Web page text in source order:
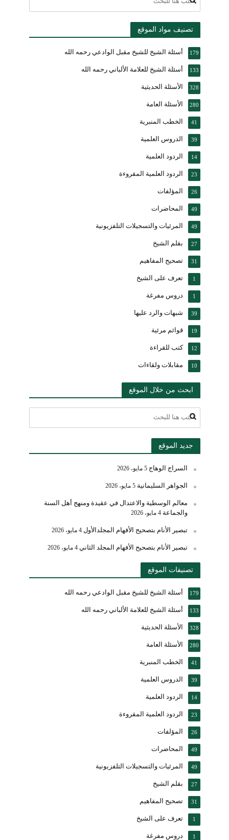
تصنيف مواد الموقع
أسئلة الشيخ للشيخ مقبل الوادعي رحمه الله 179
أسئلة الشيخ للعلامة الألباني رحمه الله 133
الأسئلة الحديثية 328
الأسئلة العامة 280
الخطب المنبرية 41
الدروس العلمية 39
الردود العلمية 14
الردود العلمية المقروءة 23
المؤلفات 26
المحاضرات 49
المرئيات والتسجيلات التلفزيونية 49
بقلم الشيخ 27
تصحيح المفاهيم 31
تعرف على الشيخ 1
دروس مفرغة 1
شبهات والرد عليها 39
قوائم مرئية 19
كتب للقراءة 12
مقابلات ولقاءات 10
ابحث من خلال الموقع
جديد الموقع
السراج الوهاج 5 مايو، 2026
الجواهر السليمانية 5 مايو، 2026
معالم الوسطية والاعتدال في عقيدة ومنهج أهل السنة
والجماعة 4 مايو، 2026
تبصير الأنام بتصحيح الأفهام المجلدالأول 4 مايو، 2026
تبصير الأنام بتصحيح الأفهام المجلد الثاني 4 مايو، 2026
تصنيفات الموقع
أسئلة الشيخ للشيخ مقبل الوادعي رحمه الله 179
أسئلة الشيخ للعلامة الألباني رحمه الله 133
الأسئلة الحديثية 328
الأسئلة العامة 280
الخطب المنبرية 41
الدروس العلمية 39
الردود العلمية 14
الردود العلمية المقروءة 23
المؤلفات 26
المحاضرات 49
المرئيات والتسجيلات التلفزيونية 49
بقلم الشيخ 27
تصحيح المفاهيم 31
تعرف على الشيخ 1
دروس مفرغة 1